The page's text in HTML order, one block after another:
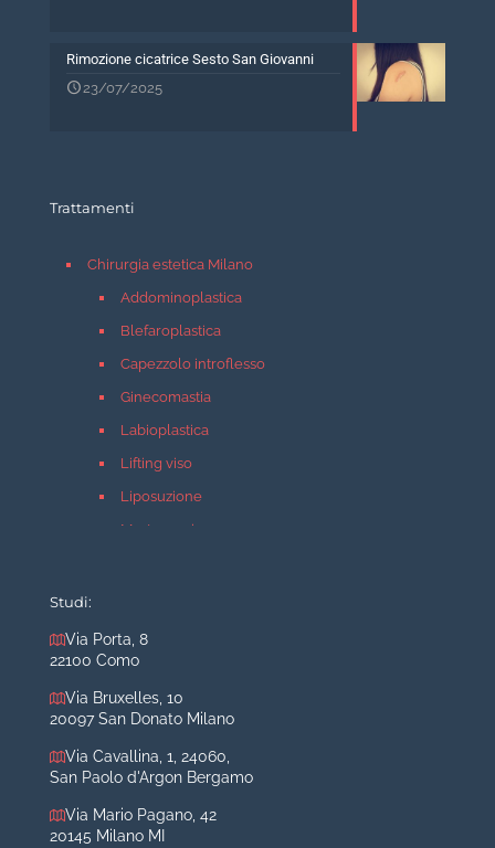
Rimozione cicatrice Sesto San Giovanni
23/07/2025
Trattamenti
Chirurgia estetica Milano
Addominoplastica
Blefaroplastica
Capezzolo introflesso
Ginecomastia
Labioplastica
Lifting viso
Liposuzione
Mastopessi
Rinoplastica
Medicina estetica Milano
Acido ialuronico viso
Aumento labbra
Filler
Studi:
Via Porta, 8
22100 Como
Via Bruxelles, 10
20097 San Donato Milano
Via Cavallina, 1, 24060,
San Paolo d'Argon Bergamo
Via Mario Pagano, 42
20145 Milano MI